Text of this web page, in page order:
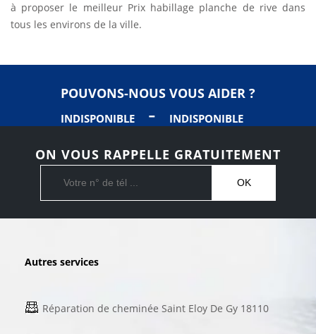
à proposer le meilleur Prix habillage planche de rive dans
tous les environs de la ville.
POUVONS-NOUS VOUS AIDER ?
INDISPONIBLE - INDISPONIBLE
ON VOUS RAPPELLE GRATUITEMENT
Autres services
Réparation de cheminée Saint Eloy De Gy 18110